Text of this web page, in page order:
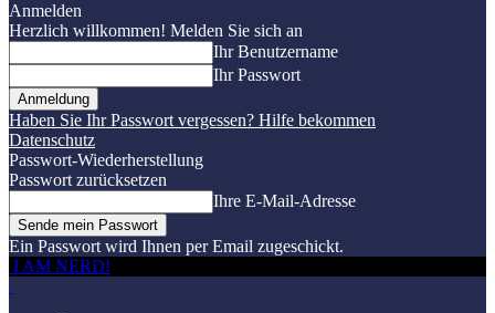
Anmelden
Herzlich willkommen! Melden Sie sich an
Ihr Benutzername
Ihr Passwort
Haben Sie Ihr Passwort vergessen? Hilfe bekommen
Datenschutz
Passwort-Wiederherstellung
Passwort zurücksetzen
Ihre E-Mail-Adresse
Ein Passwort wird Ihnen per Email zugeschickt.
I AM NERD!